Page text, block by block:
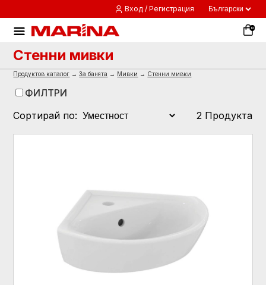
Вход / Регистрация
0
Стенни мивки
Продуктов каталог →За банята → Мивки → Стенни мивки
ФИЛТРИ
Сортирай по:
2 Продукта